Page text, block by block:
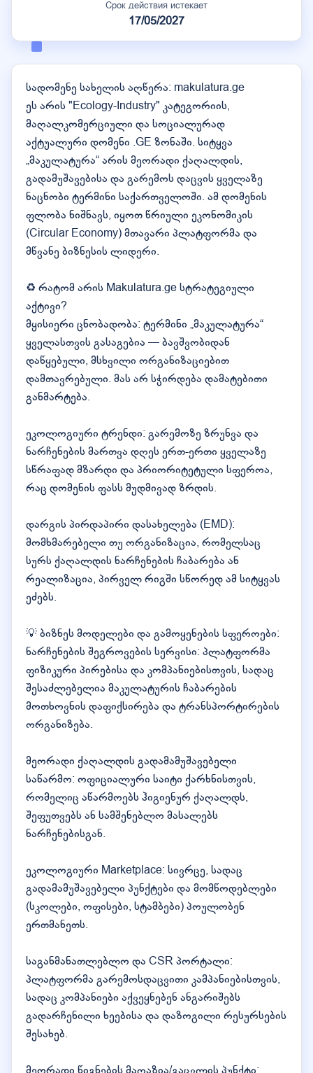
Срок действия истекает
17/05/2027
სადომენე სახელის აღწერა: makulatura.ge
ეს არის "Ecology-Industry" კატეგორიის,
მაღალკომერციული და სოციალურად
აქტუალური დომენი .GE ზონაში. სიტყვა
„მაკულატურა“ არის მეორადი ქაღალდის,
გადამუშავებისა და გარემოს დაცვის ყველაზე
ნაცნობი ტერმინი საქართველოში. ამ დომენის
ფლობა ნიშნავს, იყოთ წრიული ეკონომიკის
(Circular Economy) მთავარი პლატფორმა და
მწვანე ბიზნესის ლიდერი.
♻️ რატომ არის Makulatura.ge სტრატეგიული
აქტივი?
მყისიერი ცნობადობა: ტერმინი „მაკულატურა“
ყველასთვის გასაგებია — ბავშვობიდან
დაწყებული, მსხვილი ორგანიზაციებით
დამთავრებული. მას არ სჭირდება დამატებითი
განმარტება.
ეკოლოგიური ტრენდი: გარემოზე ზრუნვა და
ნარჩენების მართვა დღეს ერთ-ერთი ყველაზე
სწრაფად მზარდი და პრიორიტეტული სფეროა,
რაც დომენის ფასს მუდმივად ზრდის.
დარგის პირდაპირი დასახელება (EMD):
მომხმარებელი თუ ორგანიზაცია, რომელსაც
სურს ქაღალდის ნარჩენების ჩაბარება ან
რეალიზაცია, პირველ რიგში სწორედ ამ სიტყვას
ეძებს.
💡 ბიზნეს მოდელები და გამოყენების სფეროები:
ნარჩენების შეგროვების სერვისი: პლატფორმა
ფიზიკური პირებისა და კომპანიებისთვის, სადაც
შესაძლებელია მაკულატურის ჩაბარების
მოთხოვნის დაფიქსირება და ტრანსპორტირების
ორგანიზება.
მეორადი ქაღალდის გადამამუშავებელი
საწარმო: ოფიციალური საიტი ქარხნისთვის,
რომელიც აწარმოებს ჰიგიენურ ქაღალდს,
შეფუთვებს ან სამშენებლო მასალებს
ნარჩენებისგან.
ეკოლოგიური Marketplace: სივრცე, სადაც
გადამამუშავებელი პუნქტები და მომწოდებლები
(სკოლები, ოფისები, სტამბები) პოულობენ
ერთმანეთს.
საგანმანათლებლო და CSR პორტალი:
პლატფორმა გარემოსდაცვითი კამპანიებისთვის,
სადაც კომპანიები აქვეყნებენ ანგარიშებს
გადარჩენილი ხეებისა და დაზოგილი რესურსების
შესახებ.